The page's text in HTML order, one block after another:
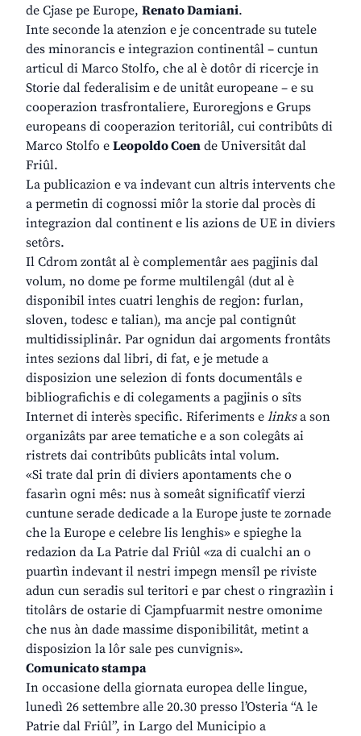
de Cjase pe Europe, Renato Damiani.
Inte seconde la atenzion e je concentrade su tutele
des minorancis e integrazion continentâl – cuntun
articul di Marco Stolfo, che al è dotôr di ricercje in
Storie dal federalisim e de unitât europeane – e su
cooperazion trasfrontaliere, Euroregjons e Grups
europeans di cooperazion teritoriâl, cui contribûts di
Marco Stolfo e Leopoldo Coen de Universitât dal
Friûl.
La publicazion e va indevant cun altris intervents che
a permetin di cognossi miôr la storie dal procès di
integrazion dal continent e lis azions de UE in diviers
setôrs.
Il Cdrom zontât al è complementâr aes pagjinis dal
volum, no dome pe forme multilengâl (dut al è
disponibil intes cuatri lenghis de regjon: furlan,
sloven, todesc e talian), ma ancje pal contignût
multidissiplinâr. Par ognidun dai argoments frontâts
intes sezions dal libri, di fat, e je metude a
disposizion une selezion di fonts documentâls e
bibliografichis e di colegaments a pagjinis o sîts
Internet di interès specific. Riferiments e linksa son
organizâts par aree tematiche e a son colegâts ai
ristrets dai contribûts publicâts intal volum.
«Si trate dal prin di diviers apontaments che o
fasarìn ogni mês: nus à someât significatîf vierzi
cuntune serade dedicade a la Europe juste te zornade
che la Europe e celebre lis lenghis» e spieghe la
redazion da La Patrie dal Friûl «za di cualchi an o
puartìn indevant il nestri impegn mensîl pe riviste
adun cun seradis sul teritori e par chest o ringrazìin i
titolârs de ostarie di Cjampfuarmit nestre omonime
che nus àn dade massime disponibilitât, metint a
disposizion la lôr sale pes cunvignis».
Comunicato stampa
In occasione della giornata europea delle lingue,
lunedì 26 settembre alle 20.30 presso l’Osteria “A le
Patrie dal Friûl”, in Largo del Municipio a